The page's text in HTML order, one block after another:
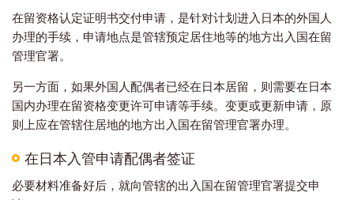
在留资格认定证明书交付申请，是针对计划进入日本的外国人
办理的手续，申请地点是管辖预定居住地等的地方出入国在留
管理官署。
另一方面，如果外国人配偶者已经在日本居留，则需要在日本
国内办理在留资格变更许可申请等手续。变更或更新申请，原
则上应在管辖住居地的地方出入国在留管理官署办理。
在日本入管申请配偶者签证
必要材料准备好后，就向管辖的出入国在留管理官署提交申